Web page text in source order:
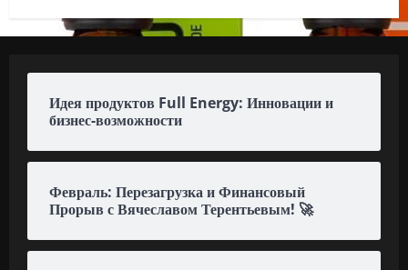
Идея продуктов Full Energy: Инновации и
бизнес-возможности
Февраль: Перезагрузка и Финансовый
Прорыв с Вячеславом Терентьевым! 🚀